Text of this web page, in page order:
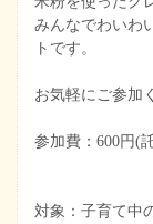
みんなでわいわ
トです。
お気軽にご参加
参加費：600円(
対象：子育て中